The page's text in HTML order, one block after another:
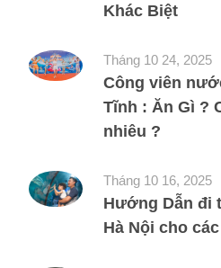
Khác Biệt
Tháng 10 24, 2025
Công viên
Tĩnh : Ăn Gì ?
nhiêu ?
Tháng 10 16, 2025
Hướng Dẫn đi
Hà Nội cho